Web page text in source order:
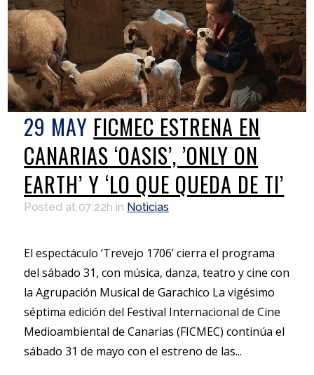
29 MAY FICMEC ESTRENA EN
CANARIAS ‘OASIS’, ’ONLY ON
EARTH’ Y ‘LO QUE QUEDA DE TI’
Posted at 07:22h in Noticias
El espectáculo ‘Trevejo 1706’ cierra el programa
del sábado 31, con música, danza, teatro y cine con
la Agrupación Musical de Garachico La vigésimo
séptima edición del Festival Internacional de Cine
Medioambiental de Canarias (FICMEC) continúa el
sábado 31 de mayo con el estreno de las...